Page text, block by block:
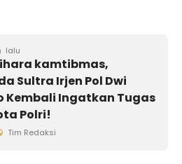
lalu
kamtibmas,
Sultra Irjen Pol Dwi
Kembali Ingatkan Tugas
Polri!
Tim Redaksi